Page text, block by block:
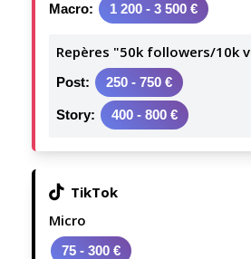
Macro: 1 200 - 3 500 €
Repères "50k followers/10k
Post: 250 - 750 €
Story: 400 - 800 €
TikTok
Micro
75 - 300 €